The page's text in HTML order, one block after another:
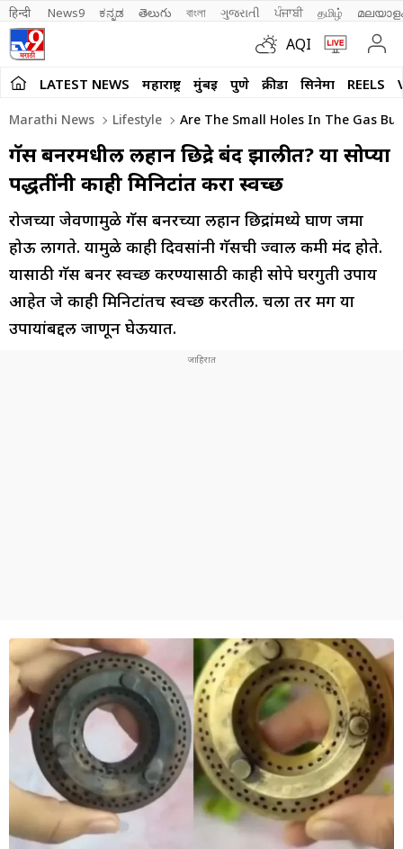
हिन्दी News9 ಕನ್ನಡ తెలుగు বাংলা ગુજરાતી ਪੰਜਾਬੀ தமிழ்
AQI
LATEST NEWS महाराष्ट्र मुंबई पुणे क्रीडा सिनेमा REELS
Marathi News Lifestyle Are The Small Holes In The Gas
गॅस बर्नरमधील लहान छिद्रे बंद झालीत? या सोप्या
पद्धतींनी काही मिनिटांत करा स्वच्छ
रोजच्या जेवणामुळे गॅस बर्नरच्या लहान छिद्रांमध्ये घाण जमा
होऊ लागते. यामुळे काही दिवसांनी गॅसची ज्वाल कमी मंद होते.
यासाठी गॅस बर्नर स्वच्छ करण्यासाठी काही सोपे घरगुती उपाय
आहेत जे काही मिनिटांतच स्वच्छ करतील. चला तर मग या
उपायांबद्दल जाणून घेऊयात.